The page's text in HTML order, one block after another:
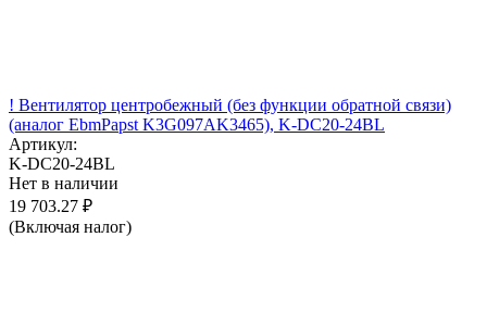
! Вентилятор центробежный (без функции обратной связи)
(аналог EbmPapst K3G097AK3465), K-DC20-24BL
Артикул:
K-DC20-24BL
Нет в наличии
19 703.27 ₽
(Включая налог)